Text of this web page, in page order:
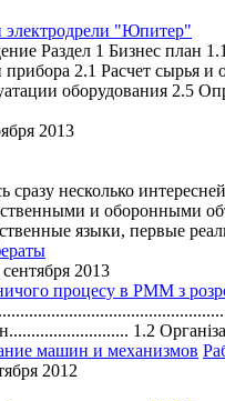
электродрели "Юпитер"
Раздел 1 Бизнес план 1.1
прибора 2.1 Расчет сырья
оборудования 2.5
2013
сразу несколько
и оборонными
языки, первые
2013
процесу в РММ з
1.2
машин и механизмов
2012